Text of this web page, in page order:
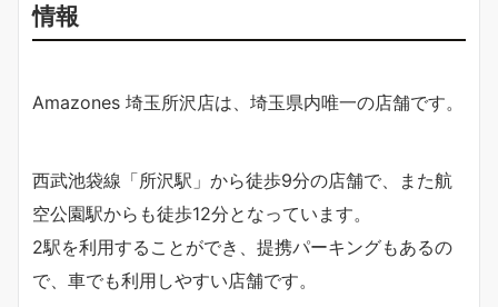
情報
Amazones 埼玉所沢店は、埼玉県内唯一の店舗です。
西武池袋線「所沢駅」から徒歩9分の店舗で、また航
空公園駅からも徒歩12分となっています。
2駅を利用することができ、提携パーキングもあるの
で、車でも利用しやすい店舗です。